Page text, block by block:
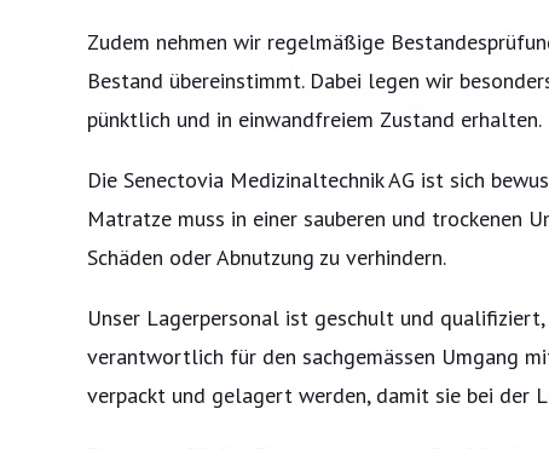
Zudem nehmen wir regelmäßige
Bestand übereinstimmt. Dabei legen wir
pünktlich und in einwandfreiem Zustand erhalten.
Die Senectovia Medizinaltechnik AG ist sich
Matratze muss in einer sauberen und trockenen
Schäden oder Abnutzung zu verhindern.
Unser Lagerpersonal ist geschult und
verantwortlich für den sachgemässen Umgang
verpackt und gelagert werden, damit sie bei der